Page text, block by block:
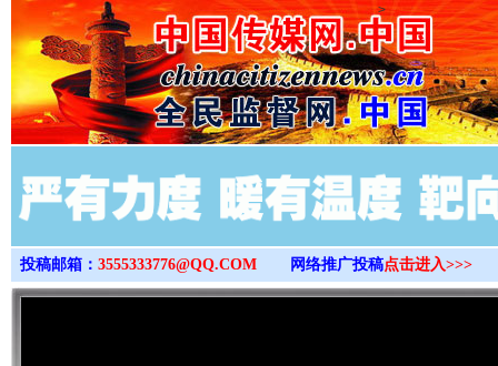
>
投稿邮箱： 3555333776@QQ.COM 网络推广投稿点击进入>>>